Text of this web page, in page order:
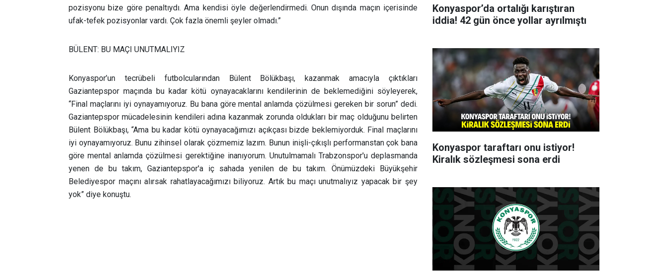
pozisyonu bize göre penaltıydı. Ama kendisi öyle değerlendirmedi. Onun dışında maçın içerisinde
ufak-tefek pozisyonlar vardı. Çok fazla önemli şeyler olmadı.”
BÜLENT: BU MAÇI UNUTMALIYIZ
Konyaspor’un tecrübeli futbolcularından Bülent Bölükbaşı, kazanmak amacıyla çıktıkları
Gaziantepspor maçında bu kadar kötü oynayacaklarını kendilerinin de beklemediğini söyleyerek,
“Final maçlarını iyi oynayamıyoruz. Bu bana göre mental anlamda çözülmesi gereken bir sorun” dedi.
Gaziantepspor mücadelesinin kendileri adına kazanmak zorunda oldukları bir maç olduğunu belirten
Bülent Bölükbaşı,“Ama bu kadar kötü oynayacağımızı açıkçası bizde beklemiyorduk. Final maçlarını
iyi oynayamıyoruz. Bunu zihinsel olarak çözmemiz lazım. Bunun inişli-çıkışlı performanstan çok bana
göre mental anlamda çözülmesi gerektiğine inanıyorum. Unutulmamalı Trabzonspor'u deplasmanda
yenen de bu takım, Gaziantepspor'a iç sahada yenilen de bu takım. Önümüzdeki Büyükşehir
Belediyespor maçını alırsak rahatlayacağımızı biliyoruz. Artık bu maçı unutmalıyız yapacak bir şey
yok” diye konuştu.
Konyaspor’da ortalığı karıştıran
iddia! 42 gün önce yollar ayrılmıştı
Konyaspor taraftarı onu istiyor!
Kiralık sözleşmesi sona erdi